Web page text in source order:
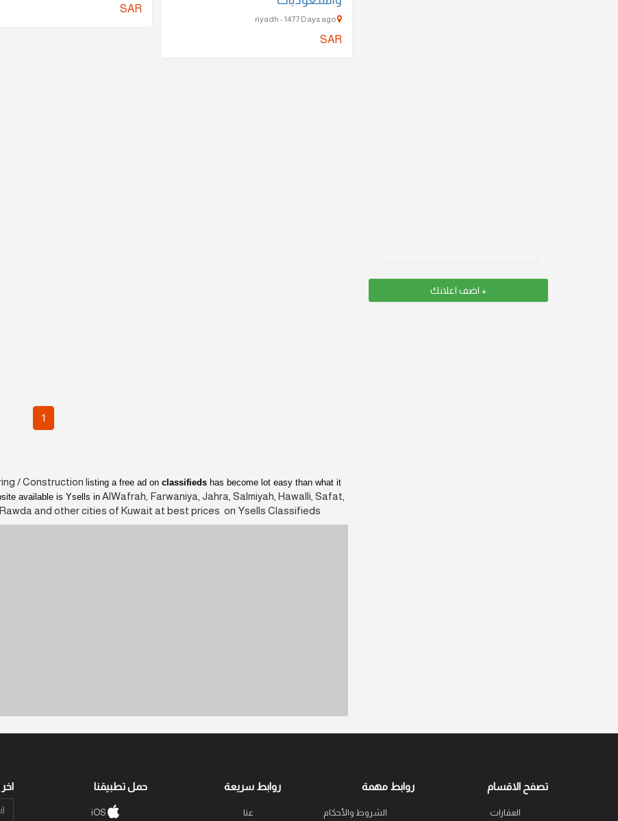
+ اضف اعلانك
SAR
riyadh - 1477 Days ago
SAR
1
/ Construction listing a free ad onclassifieds has become lot easy than what it
available is Ysells in AlWafrah, Farwaniya, Jahra, Salmiyah, Hawalli, Safat,
and other cities of Kuwait at best prices on Ysells Classifieds.
تصفح الاقسام
العقارات
روابط مهمة
الشروط والأحكام
روابط سريعة
عنا
حمل تطبيقنا